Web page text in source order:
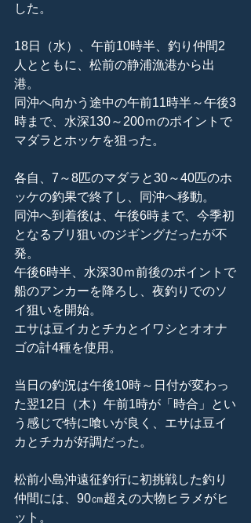
した。
18日（水）、午前10時半、釣り仲間2
人とともに、松前の静浦漁港から出
港。
同沖へ向かう途中の午前11時半～午後3
時まで、水深130～200ｍのポイントで
マダラとホッケを狙った。
各自、7～8匹のマダラと30～40匹のホ
ッケの釣果で終了し、同沖へ移動。
同沖へ到着後は、午後6時まで、今季初
となるブリ狙いのジギングだったが不
発。
午後6時半、水深30ｍ前後のポイントで
船のアンカーを降ろし、夜釣りでのソ
イ狙いを開始。
エサは豆イカとチカとイワシとオオナ
ゴの計4種を使用。
当日の釣況は午後10時～日付が変わっ
た翌12日（木）午前1時が「時合」とい
う感じで特に喰いが良く、エサは豆イ
カとチカが好調だった。
松前小島沖遠征釣行に初挑戦した釣り
仲間には、90㎝超えの大物ヒラメがヒ
ット。